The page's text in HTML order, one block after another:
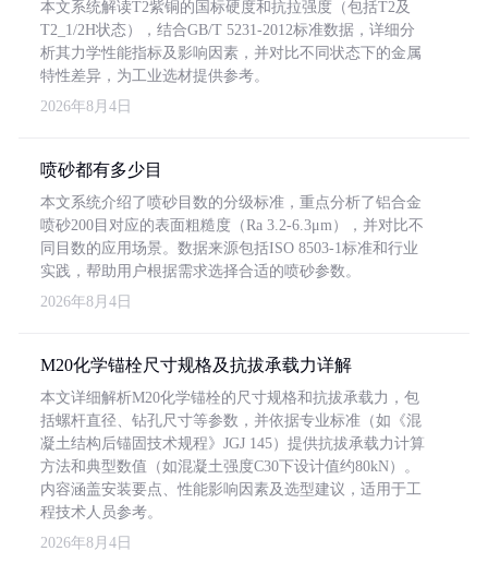
本文系统解读T2紫铜的国标硬度和抗拉强度（包括T2及
T2_1/2H状态），结合GB/T 5231-2012标准数据，详细分
析其力学性能指标及影响因素，并对比不同状态下的金属
特性差异，为工业选材提供参考。
2026年8月4日
喷砂都有多少目
本文系统介绍了喷砂目数的分级标准，重点分析了铝合金
喷砂200目对应的表面粗糙度（Ra 3.2-6.3μm），并对比不
同目数的应用场景。数据来源包括ISO 8503-1标准和行业
实践，帮助用户根据需求选择合适的喷砂参数。
2026年8月4日
M20化学锚栓尺寸规格及抗拔承载力详解
本文详细解析M20化学锚栓的尺寸规格和抗拔承载力，包
括螺杆直径、钻孔尺寸等参数，并依据专业标准（如《混
凝土结构后锚固技术规程》JGJ 145）提供抗拔承载力计算
方法和典型数值（如混凝土强度C30下设计值约80kN）。
内容涵盖安装要点、性能影响因素及选型建议，适用于工
程技术人员参考。
2026年8月4日